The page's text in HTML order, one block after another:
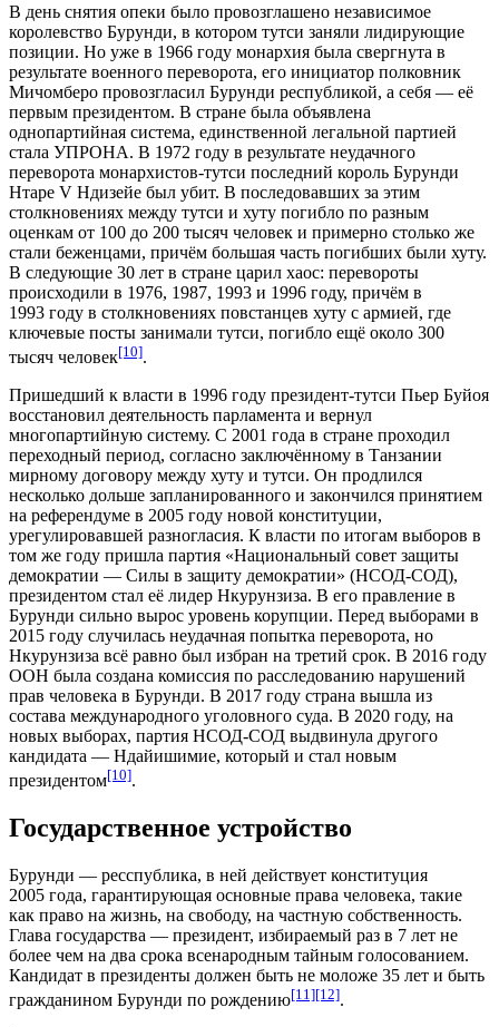
В день снятия опеки было провозглашено независимое
королевство Бурунди, в котором тутси заняли лидирующие
позиции. Но уже в 1966 году монархия была свергнута в
результате военного переворота, его инициатор полковник
Мичомберо провозгласил Бурунди республикой, а себя — её
первым президентом. В стране была объявлена
однопартийная система, единственной легальной партией
стала УПРОНА. В 1972 году в результате неудачного
переворота монархистов-тутси последний король Бурунди
Нтаре V Ндизейе был убит. В последовавших за этим
столкновениях между тутси и хуту погибло по разным
оценкам от 100 до 200 тысяч человек и примерно столько же
стали беженцами, причём большая часть погибших были хуту.
В следующие 30 лет в стране царил хаос: перевороты
происходили в 1976, 1987, 1993 и 1996 году, причём в
1993 году в столкновениях повстанцев хуту с армией, где
ключевые посты занимали тутси, погибло ещё около 300
тысяч человек[10].
Пришедший к власти в 1996 году президент-тутси Пьер Буйоя
восстановил деятельность парламента и вернул
многопартийную систему. С 2001 года в стране проходил
переходный период, согласно заключённому в Танзании
мирному договору между хуту и тутси. Он продлился
несколько дольше запланированного и закончился принятием
на референдуме в 2005 году новой конституции,
урегулировавшей разногласия. К власти по итогам выборов в
том же году пришла партия «Национальный совет защиты
демократии — Силы в защиту демократии» (НСОД-СОД),
президентом стал её лидер Нкурунзиза. В его правление в
Бурунди сильно вырос уровень корупции. Перед выборами в
2015 году случилась неудачная попытка переворота, но
Нкурунзиза всё равно был избран на третий срок. В 2016 году
ООН была создана комиссия по расследованию нарушений
прав человека в Бурунди. В 2017 году страна вышла из
состава международного уголовного суда. В 2020 году, на
новых выборах, партия НСОД-СОД выдвинула другого
кандидата — Ндайишимие, который и стал новым
президентом[10].
Государственное устройство
Бурунди — ресспублика, в ней действует конституция
2005 года, гарантирующая основные права человека, такие
как право на жизнь, на свободу, на частную собственность.
Глава государства — президент, избираемый раз в 7 лет не
более чем на два срока всенародным тайным голосованием.
Кандидат в президенты должен быть не моложе 35 лет и быть
гражданином Бурунди по рождению[11][12].